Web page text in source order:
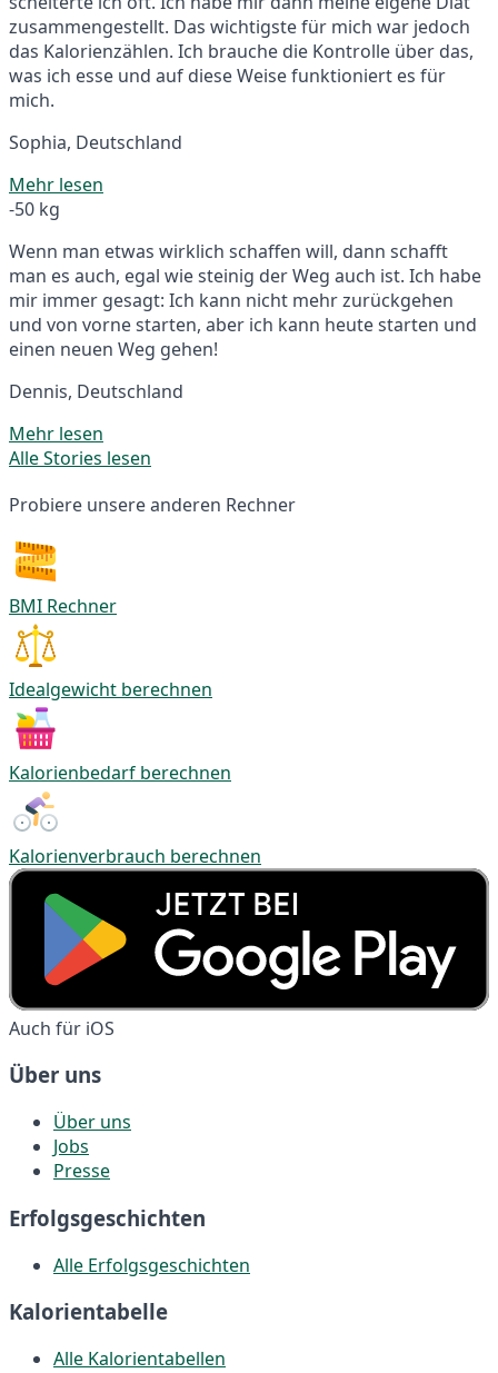
zusammengestellt. Das wichtigste für mich war jedoch
das Kalorienzählen. Ich brauche die Kontrolle über das,
was ich esse und auf diese Weise funktioniert es für
mich.
Sophia, Deutschland
Mehr lesen
-50 kg
Wenn man etwas wirklich schaffen will, dann schafft
man es auch, egal wie steinig der Weg auch ist. Ich habe
mir immer gesagt: Ich kann nicht mehr zurückgehen
und von vorne starten, aber ich kann heute starten und
einen neuen Weg gehen!
Dennis, Deutschland
Mehr lesen
Alle Stories lesen
Probiere unsere anderen Rechner
BMI Rechner
Idealgewicht berechnen
Kalorienbedarf berechnen
Kalorienverbrauch berechnen
Auch für iOS
Über uns
Über uns
Jobs
Presse
Erfolgsgeschichten
Alle Erfolgsgeschichten
Kalorientabelle
Alle Kalorientabellen